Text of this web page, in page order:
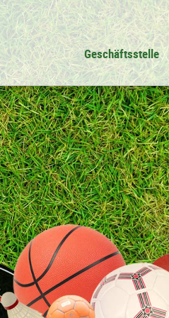
Geschäftsstelle